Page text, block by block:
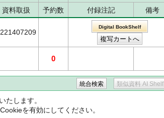
資料取扱 予約数 付録注記 備考
Digital BookShelf
0
たします。
を有効にしてください。